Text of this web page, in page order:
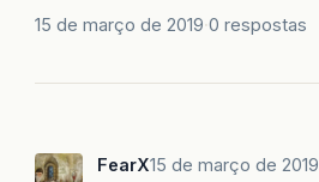
15 de março de 2019 0 respostas
FearX15 de março de 2019